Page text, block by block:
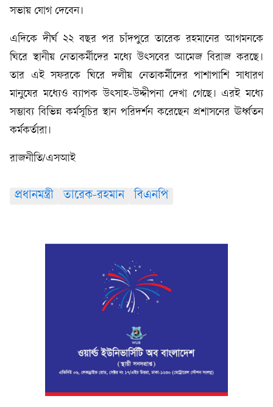
সভায় যোগ দেবেন।
এদিকে দীর্ঘ ২২ বছর পর চাঁদপুরে তারেক রহমানের আগমনকে
ঘিরে স্থানীয় নেতাকর্মীদের মধ্যে উৎসবের আমেজ বিরাজ করছে।
তার এই সফরকে ঘিরে দলীয় নেতাকর্মীদের পাশাপাশি সাধারণ
মানুষের মধ্যেও ব্যাপক উৎসাহ-উদ্দীপনা দেখা গেছে। এরই মধ্যে
সম্ভাব্য বিভিন্ন কর্মসূচির স্থান পরিদর্শন করেছেন প্রশাসনের ঊর্ধ্বতন
কর্মকর্তারা।
রাজনীতি/এসআই
প্রধানমন্ত্রী তারেক-রহমান বিএনপি